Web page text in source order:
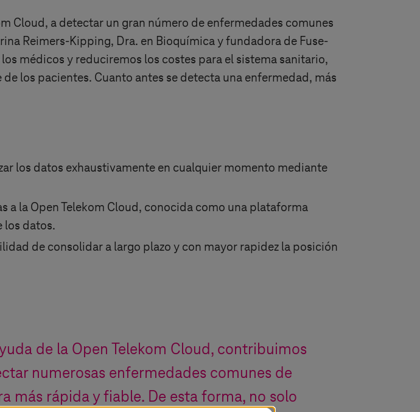
Cloud, a detectar un gran número de enfermedades comunes
Reimers-Kipping, Dra. en Bioquímica y fundadora de Fuse-
médicos y reduciremos los costes para el sistema sanitario,
los pacientes. Cuanto antes se detecta una enfermedad, más
los datos exhaustivamente en cualquier momento mediante
a la Open Telekom Cloud, conocida como una plataforma
los datos.
de consolidar a largo plazo y con mayor rapidez la posición
de la Open Telekom Cloud, contribuimos
numerosas enfermedades comunes de
más rápida y fiable. De esta forma, no solo